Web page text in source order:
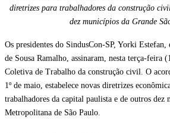
diretrizes para trabalhadores da construção
dez municípios da Grande
Os presidentes do SindusCon-SP, Yorki
de Sousa Ramalho, assinaram, nesta terça-feira
Coletiva de Trabalho da construção civil. O
1º de maio, estabelece novas diretrizes
trabalhadores da capital paulista e de outros dez
Metropolitana de São Paulo.